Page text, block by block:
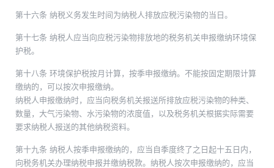
第十六条 纳税义务发生时间为纳税人排放应税污染物的当日。
第十七条 纳税人应当向应税污染物排放地的税务机关申报缴纳环境保
护税。
第十八条 环境保护税按月计算，按季申报缴纳。不能按固定期限计算
缴纳的，可以按次申报缴纳。
纳税人申报缴纳时，应当向税务机关报送所排放应税污染物的种类、
数量，大气污染物、水污染物的浓度值，以及税务机关根据实际需要
要求纳税人报送的其他纳税资料。
第十九条 纳税人按季申报缴纳的，应当自季度终了之日起十五日内，
向税务机关办理纳税申报并缴纳税款。纳税人按次申报缴纳的，应当